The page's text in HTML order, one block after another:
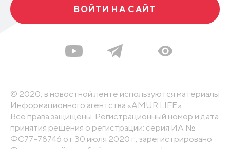
ВОЙТИ НА САЙТ
© 2020, в новостной ленте используются материалы
Информационного агентства «AMUR.LIFE».
Все права защищены. Регистрационный номер и дата
принятия решения о регистрации: серия ИА №
ФС77-78746 от 30 июля 2020 г., зарегистрировано